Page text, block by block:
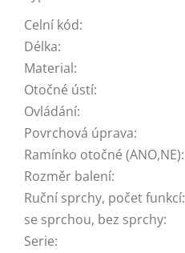
Celní kód:
Délka:
Material:
Otočné ústí:
Ovládání:
Povrchová úprava:
Ramínko otočné (ANO,NE):
Rozměr balení:
Ruční sprchy, počet funkcí:
se sprchou, bez sprchy:
Serie: